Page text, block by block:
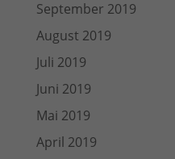
September 2019
August 2019
Juli 2019
Juni 2019
Mai 2019
April 2019